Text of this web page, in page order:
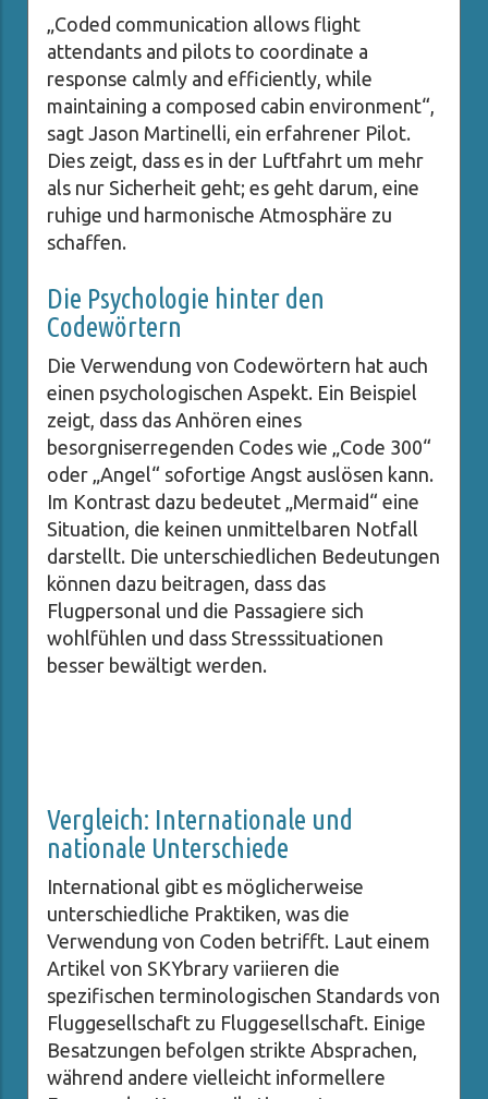
„Coded communication allows flight
attendants and pilots to coordinate a
response calmly and efficiently, while
maintaining a composed cabin environment“,
sagt Jason Martinelli, ein erfahrener Pilot.
Dies zeigt, dass es in der Luftfahrt um mehr
als nur Sicherheit geht; es geht darum, eine
ruhige und harmonische Atmosphäre zu
schaffen.
Die Psychologie hinter den
Codewörtern
Die Verwendung von Codewörtern hat auch
einen psychologischen Aspekt. Ein Beispiel
zeigt, dass das Anhören eines
besorgniserregenden Codes wie „Code 300“
oder „Angel“ sofortige Angst auslösen kann.
Im Kontrast dazu bedeutet „Mermaid“ eine
Situation, die keinen unmittelbaren Notfall
darstellt. Die unterschiedlichen Bedeutungen
können dazu beitragen, dass das
Flugpersonal und die Passagiere sich
wohlfühlen und dass Stresssituationen
besser bewältigt werden.
Vergleich: Internationale und
nationale Unterschiede
International gibt es möglicherweise
unterschiedliche Praktiken, was die
Verwendung von Coden betrifft. Laut einem
Artikel von SKYbrary variieren die
spezifischen terminologischen Standards von
Fluggesellschaft zu Fluggesellschaft. Einige
Besatzungen befolgen strikte Absprachen,
während andere vielleicht informellere